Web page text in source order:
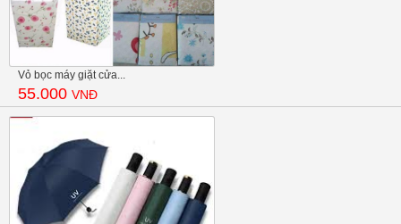
Vỏ bọc máy giặt cửa...
55.000 VNĐ